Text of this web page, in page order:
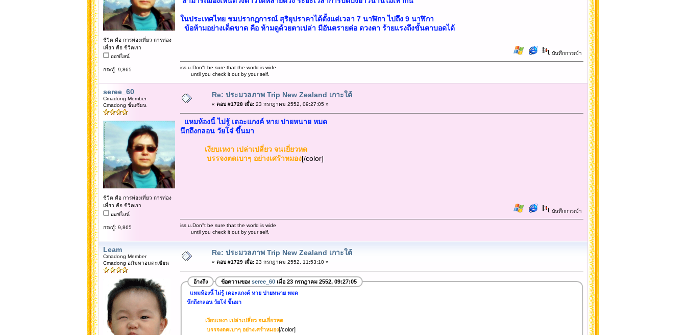
ชีวิต คือ การท่องเที่ยว การท่อง
เที่ยว คือ ชีวิตเรา
ออฟไลน์
กระทู้: 9,865
ในประเทศไทย ชมปรากฏการณ์ สุริยุปราคาได้ตั้งแต่เวลา 7 นาฬิกา ไปถึง 9 นาฬิกา
ข้อห้ามอย่างเด็ดขาด คือ ห้ามดูด้วยตาเปล่า มีอันตรายต่อ ดวงตา ร้ายแรงถึงขั้นตาบอดได้
บันทึกการเข้า
iss u.Don"t be sure that the world is wide
until you check it out by your self.
seree_60
Cmadong Member
Cmadong ชั้นเซียน
ชีวิต คือ การท่องเที่ยว การท่อง
เที่ยว คือ ชีวิตเรา
ออฟไลน์
กระทู้: 9,865
Re: ประมวลภาพ Trip New Zealand เกาะใต้
« ตอบ #1728 เมื่อ:23 กรกฎาคม 2552, 09:27:05 »
แหมห้องนี้ ไม่รู้ เดอะแกงค์ หาย ปายหนาย หมด
นึกถึงกลอน วัยโจ๋ ขึ้นมา
เงียบเหงา เปล่าเปลี่ยว จนเยี่ยวหด
บรรจงตดเบาๆ อย่างเศร้าหมอง[/color]
บันทึกการเข้า
iss u.Don"t be sure that the world is wide
until you check it out by your self.
Leam
Cmadong Member
Cmadong อภิมหาอมตะเซียน
Re: ประมวลภาพ Trip New Zealand เกาะใต้
« ตอบ #1729 เมื่อ:23 กรกฎาคม 2552, 11:53:10 »
อ้างถึง ข้อความของ seree_60เมื่อ 23 กรกฎาคม 2552, 09:27:05
แหมห้องนี้ ไม่รู้ เดอะแกงค์ หาย ปายหนาย หมด
นึกถึงกลอน วัยโจ๋ ขึ้นมา
เงียบเหงา เปล่าเปลี่ยว จนเยี่ยวหด
บรรจงตดเบาๆ อย่างเศร้าหมอง[/color]